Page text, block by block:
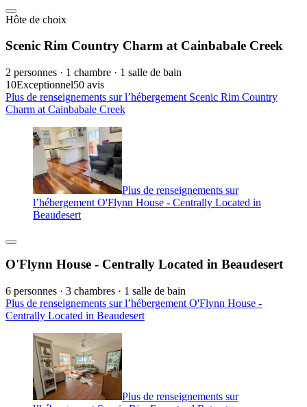
Hôte de choix
Scenic Rim Country Charm at Cainbabale Creek
2 personnes · 1 chambre · 1 salle de bain
10Exceptionnel50 avis
Plus de renseignements sur l’hébergement Scenic Rim Country
Charm at Cainbabale Creek
Plus de renseignements sur
l’hébergement O'Flynn House - Centrally Located in
Beaudesert
O'Flynn House - Centrally Located in Beaudesert
6 personnes · 3 chambres · 1 salle de bain
Plus de renseignements sur l’hébergement O'Flynn House -
Centrally Located in Beaudesert
Plus de renseignements sur